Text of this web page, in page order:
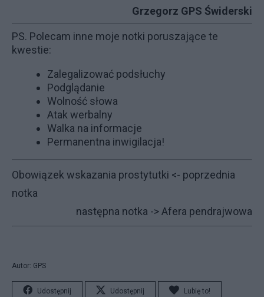
Grzegorz GPS Świderski
PS. Polecam inne moje notki poruszające te
kwestie:
Zalegalizować podsłuchy
Podglądanie
Wolność słowa
Atak werbalny
Walka na informacje
Permanentna inwigilacja!
Obowiązek wskazania prostytutki <- poprzednia
notka
następna notka ->Afera pendrajwowa
Autor: GPS
Udostępnij Udostępnij Lubię to!